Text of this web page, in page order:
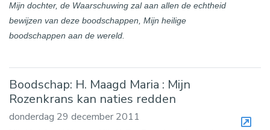
Mijn dochter, de Waarschuwing zal aan allen de echtheid
bewijzen van deze boodschappen, Mijn heilige
boodschappen aan de wereld.
Boodschap: H. Maagd Maria : Mijn
Rozenkrans kan naties redden
donderdag 29 december 2011